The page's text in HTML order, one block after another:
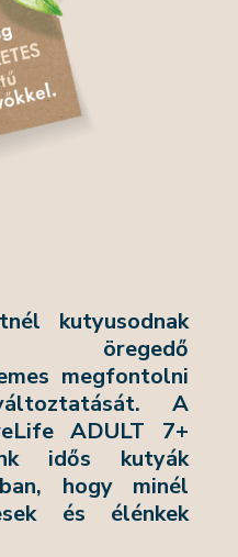
kutyusodnak
öregedő
megfontolni
A
ADULT 7+
idős kutyák
hogy minél
és élénkek